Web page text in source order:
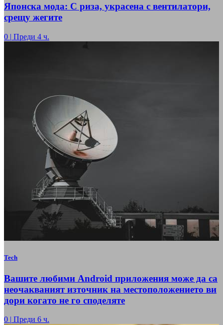
Японска мода: С риза, украсена с вентилатори,
срещу жегите
0 | Преди 4 ч.
Tech
Вашите любими Android приложения може да са
неочакваният източник на местоположението ви
дори когато не го споделяте
0 | Преди 6 ч.